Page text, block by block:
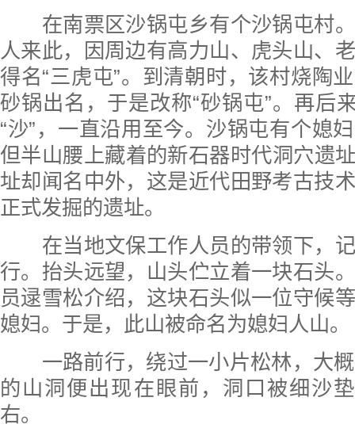
在南票区沙锅屯乡有个沙锅屯村。
人来此，因周边有高力山、虎头山、
得名“三虎屯”。到清朝时，该村烧陶
砂锅出名，于是改称“砂锅屯”。再后
“沙”，一直沿用至今。沙锅屯有个媳
但半山腰上藏着的新石器时代洞穴
址却闻名中外，这是近代田野考古技
正式发掘的遗址。
在当地文保工作人员的带领下，记
行。抬头远望，山头伫立着一块石头
员逯雪松介绍，这块石头似一位守候
媳妇。于是，此山被命名为媳妇人山。
一路前行，绕过一小片松林，大概
的山洞便出现在眼前，洞口被细沙
右。